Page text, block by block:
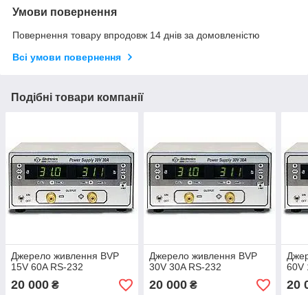
Умови повернення
Повернення товару впродовж 14 днів за домовленістю
Всі умови повернення
Подібні товари компанії
Джерело живлення BVP
15V 60A RS-232
20 000 ₴
Джерело живлення BVP
30V 30A RS-232
20 000₴
60V
20